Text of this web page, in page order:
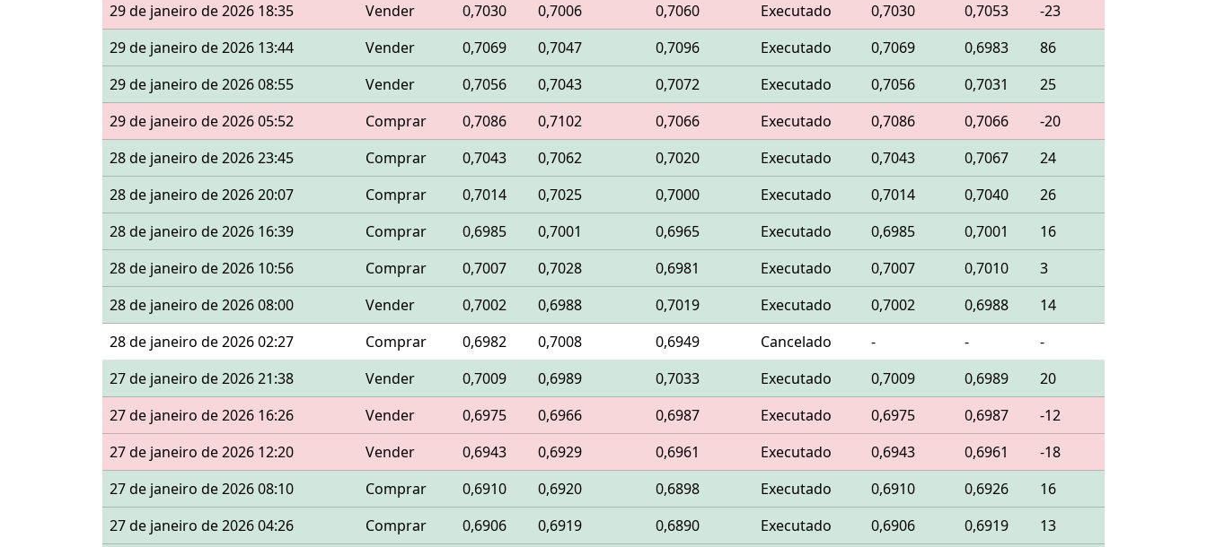
29 de janeiro de 2026 18:35
Vender 0,7030 0,7006 0,7060 Executado 0,7030 0,7053
-23
29 de janeiro de 2026 13:44
Vender 0,7069 0,7047 0,7096 Executado 0,7069 0,6983
86
29 de janeiro de 2026 08:55
Vender 0,7056 0,7043 0,7072 Executado 0,7056 0,7031
25
29 de janeiro de 2026 05:52
Comprar 0,7086 0,7102 0,7066 Executado 0,7086 0,7066
-20
28 de janeiro de 2026 23:45
Comprar 0,7043 0,7062 0,7020 Executado 0,7043 0,7067
24
28 de janeiro de 2026 20:07
Comprar 0,7014 0,7025 0,7000 Executado 0,7014 0,7040
26
28 de janeiro de 2026 16:39
Comprar 0,6985 0,7001 0,6965 Executado 0,6985 0,7001
16
28 de janeiro de 2026 10:56
Comprar 0,7007 0,7028 0,6981 Executado 0,7007 0,7010
3
28 de janeiro de 2026 08:00
Vender 0,7002 0,6988 0,7019 Executado 0,7002 0,6988
14
28 de janeiro de 2026 02:27
Comprar 0,6982 0,7008 0,6949 Cancelado - -
-
27 de janeiro de 2026 21:38
Vender 0,7009 0,6989 0,7033 Executado 0,7009 0,6989
20
27 de janeiro de 2026 16:26
Vender 0,6975 0,6966 0,6987 Executado 0,6975 0,6987
-12
27 de janeiro de 2026 12:20
Vender 0,6943 0,6929 0,6961 Executado 0,6943 0,6961
-18
27 de janeiro de 2026 08:10
Comprar 0,6910 0,6920 0,6898 Executado 0,6910 0,6926
16
27 de janeiro de 2026 04:26
Comprar 0,6906 0,6919 0,6890 Executado 0,6906 0,6919
13